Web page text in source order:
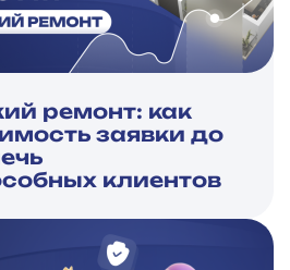
ремонт: как
заявки до
клиентов